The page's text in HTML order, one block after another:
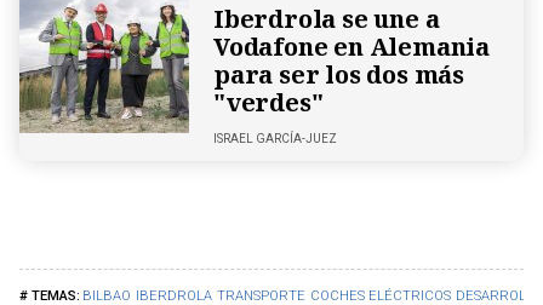
BILBAO IBERDROLA TRANSPORTE COCHES ELÉCTRICOS
Iberdrola se une a
Vodafone en Alemania
para ser los dos más
"verdes"
ISRAEL GARCÍA-JUEZ